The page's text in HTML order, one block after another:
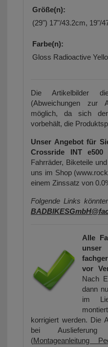
Größe(n):
(29") 17"/43.2cm, 19"/
Farbe(n):
Gloss Radioactive
Die Artikelbilder
(Abweichungen zur
möglich, da sich
vorbehält, die
Unser Angebot für
Crossride INT e500
Fahrräder, Biketeile
uns im Shop
einem Zinssatz von
Folgende Links
Alle
vor
Nach
dann
im
korrigiert werden. Die
bei Auslieferung
(Montageanleitung